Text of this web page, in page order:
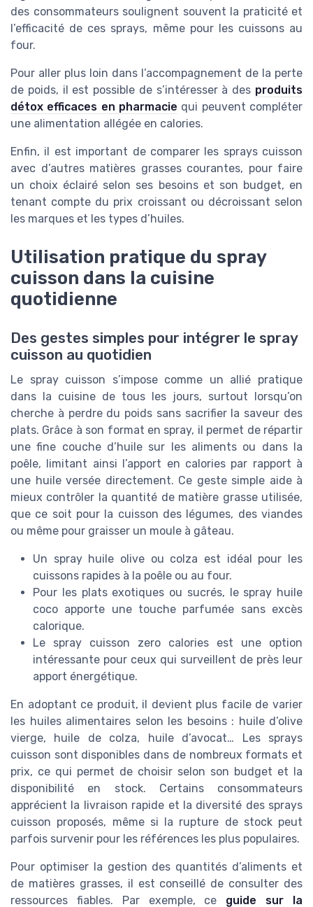
des consommateurs soulignent souvent la praticité et
l’efficacité de ces sprays, même pour les cuissons au
four.
Pour aller plus loin dans l’accompagnement de la perte
de poids, il est possible de s’intéresser à des produits
détox efficaces en pharmacie qui peuvent compléter
une alimentation allégée en calories.
Enfin, il est important de comparer les sprays cuisson
avec d’autres matières grasses courantes, pour faire
un choix éclairé selon ses besoins et son budget, en
tenant compte du prix croissant ou décroissant selon
les marques et les types d’huiles.
Utilisation pratique du spray
cuisson dans la cuisine
quotidienne
Des gestes simples pour intégrer le spray
cuisson au quotidien
Le spray cuisson s’impose comme un allié pratique
dans la cuisine de tous les jours, surtout lorsqu’on
cherche à perdre du poids sans sacrifier la saveur des
plats. Grâce à son format en spray, il permet de répartir
une fine couche d’huile sur les aliments ou dans la
poêle, limitant ainsi l’apport en calories par rapport à
une huile versée directement. Ce geste simple aide à
mieux contrôler la quantité de matière grasse utilisée,
que ce soit pour la cuisson des légumes, des viandes
ou même pour graisser un moule à gâteau.
Un spray huile olive ou colza est idéal pour les
cuissons rapides à la poêle ou au four.
Pour les plats exotiques ou sucrés, le spray huile
coco apporte une touche parfumée sans excès
calorique.
Le spray cuisson zero calories est une option
intéressante pour ceux qui surveillent de près leur
apport énergétique.
En adoptant ce produit, il devient plus facile de varier
les huiles alimentaires selon les besoins : huile d’olive
vierge, huile de colza, huile d’avocat… Les sprays
cuisson sont disponibles dans de nombreux formats et
prix, ce qui permet de choisir selon son budget et la
disponibilité en stock. Certains consommateurs
apprécient la livraison rapide et la diversité des sprays
cuisson proposés, même si la rupture de stock peut
parfois survenir pour les références les plus populaires.
Pour optimiser la gestion des quantités d’aliments et
de matières grasses, il est conseillé de consulter des
ressources fiables. Par exemple, ce guide sur la